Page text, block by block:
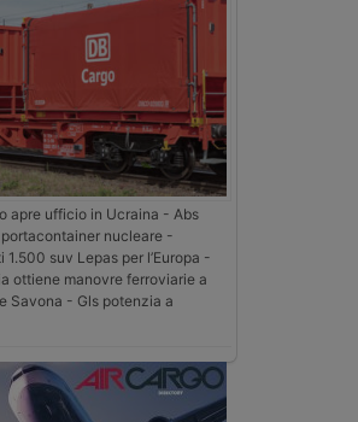
apre ufficio in Ucraina - Abs
nucleare -
1.500 suv Lepas per l’Europa -
ottiene manovre ferroviarie a
Savona - Gls potenzia a